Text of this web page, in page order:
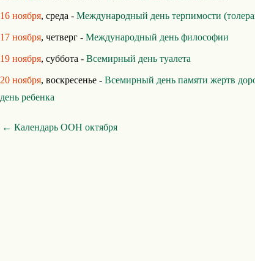
16 ноября, среда - Международный день терпимости
17 ноября, четверг - Международный день философии
19 ноября, суббота - Всемирный день туалета
20 ноября, воскресенье - Всемирный день памяти жертв
день ребенка
← Календарь ООН октября